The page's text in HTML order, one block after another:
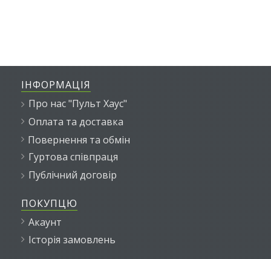
ІНФОРМАЦІЯ
Про нас "Пульт Хаус"
Оплата та доставка
Повернення та обмін
Гуртова співпраця
Публічний договір
ПОКУПЦЮ
Акаунт
Історія замовлень